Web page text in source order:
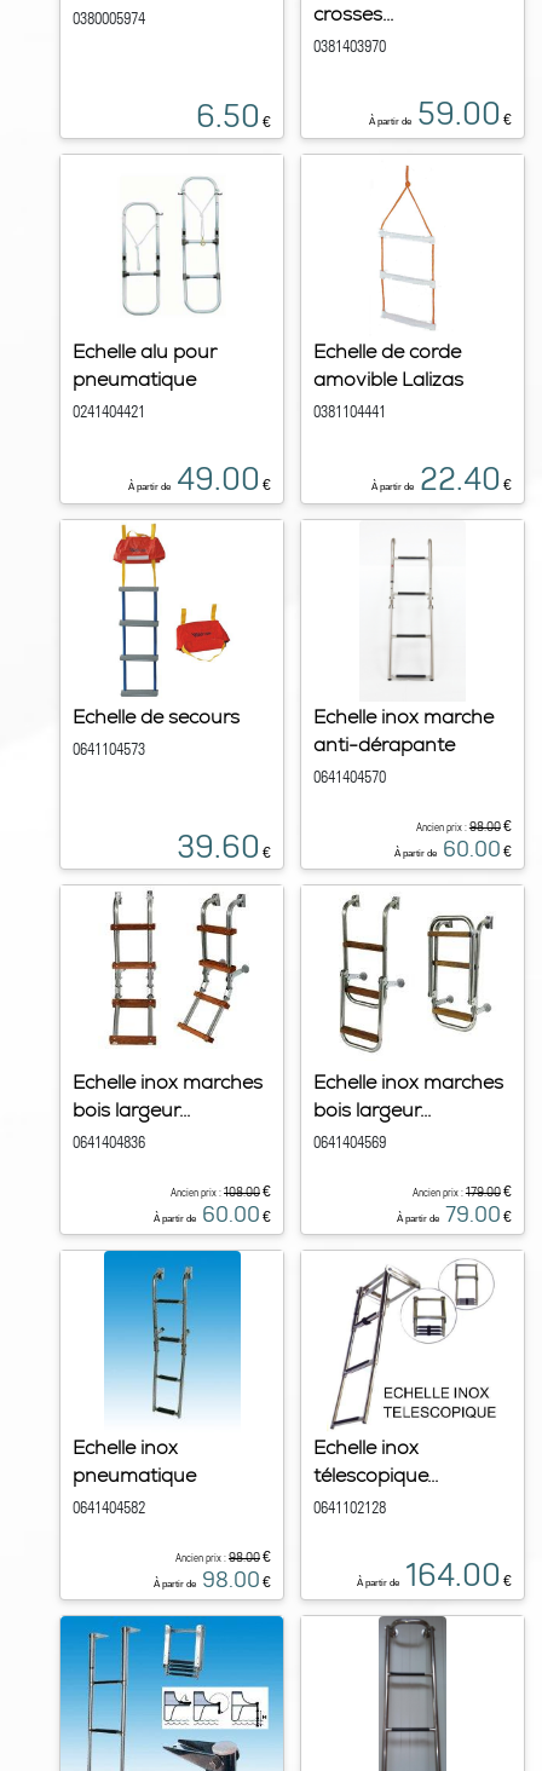
0380005974
6.50 €
crosses...
0381403970
À partir de 59.00 €
Echelle alu pour
pneumatique
0241404421
À partir de 49.00 €
Echelle de corde
amovible Lalizas
0381104441
À partir de 22.40 €
Echelle de secours
0641104573
39.60 €
Echelle inox marche
anti-dérapante
0641404570
Ancien prix :98.00€
À partir de 60.00 €
Echelle inox marches
bois largeur...
0641404836
Ancien prix : 108.00€
À partir de 60.00 €
Echelle inox marches
bois largeur...
0641404569
Ancien prix :179.00€
À partir de 79.00 €
Echelle inox
pneumatique
0641404582
Ancien prix : 98.00€
À partir de 98.00 €
Echelle inox
télescopique...
0641102128
À partir de 164.00 €